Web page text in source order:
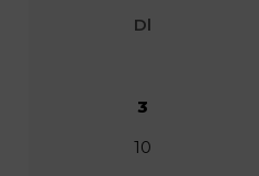
Dl
3
10